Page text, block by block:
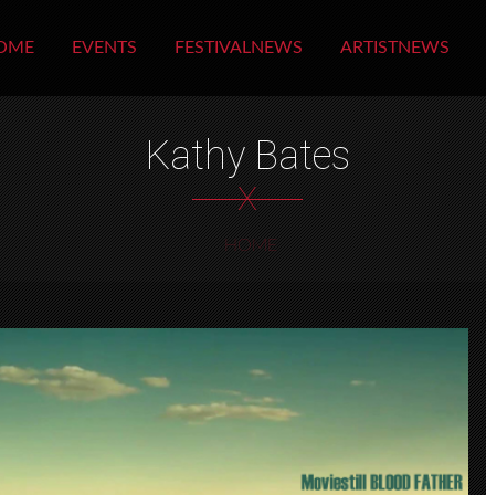
EVENTS FESTIVALNEWS ARTISTNEWS
Kathy Bates
X
HOME